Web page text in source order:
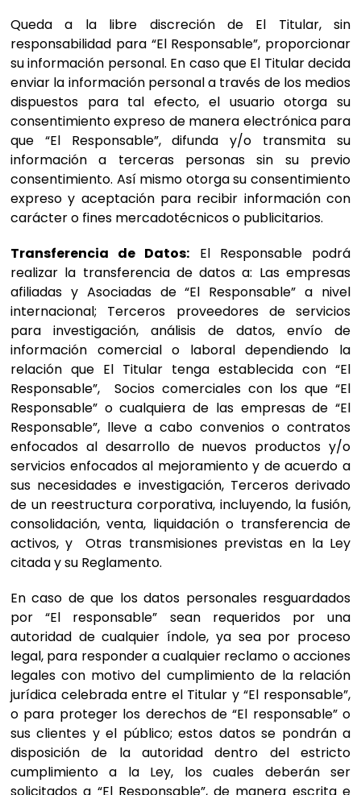
Queda a la libre discreción de El Titular, sin
responsabilidad para “El Responsable”, proporcionar
su información personal. En caso que El Titular decida
enviar la información personal a través de los medios
dispuestos para tal efecto, el usuario otorga su
consentimiento expreso de manera electrónica para
que “El Responsable”, difunda y/o transmita su
información a terceras personas sin su previo
consentimiento. Así mismo otorga su consentimiento
expreso y aceptación para recibir información con
carácter o fines mercadotécnicos o publicitarios.
Transferencia de Datos: El Responsable podrá
realizar la transferencia de datos a: Las empresas
afiliadas y Asociadas de “El Responsable” a nivel
internacional; Terceros proveedores de servicios
para investigación, análisis de datos, envío de
información comercial o laboral dependiendo la
relación que El Titular tenga establecida con “El
Responsable”, Socios comerciales con los que “El
Responsable” o cualquiera de las empresas de “El
Responsable”, lleve a cabo convenios o contratos
enfocados al desarrollo de nuevos productos y/o
servicios enfocados al mejoramiento y de acuerdo a
sus necesidades e investigación, Terceros derivado
de un reestructura corporativa, incluyendo, la fusión,
consolidación, venta, liquidación o transferencia de
activos, y Otras transmisiones previstas en la Ley
citada y su Reglamento.
En caso de que los datos personales resguardados
por “El responsable” sean requeridos por una
autoridad de cualquier índole, ya sea por proceso
legal, para responder a cualquier reclamo o acciones
legales con motivo del cumplimiento de la relación
jurídica celebrada entre el Titular y “El responsable”,
o para proteger los derechos de “El responsable” o
sus clientes y el público; estos datos se pondrán a
disposición de la autoridad dentro del estricto
cumplimiento a la Ley, los cuales deberán ser